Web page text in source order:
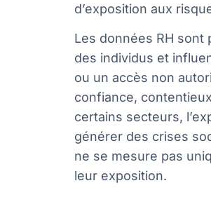
d’exposition aux
Les données RH
des individus et
ou un accès non
confiance,
certains secteurs,
générer des crises
ne se mesure pas
leur exposition.